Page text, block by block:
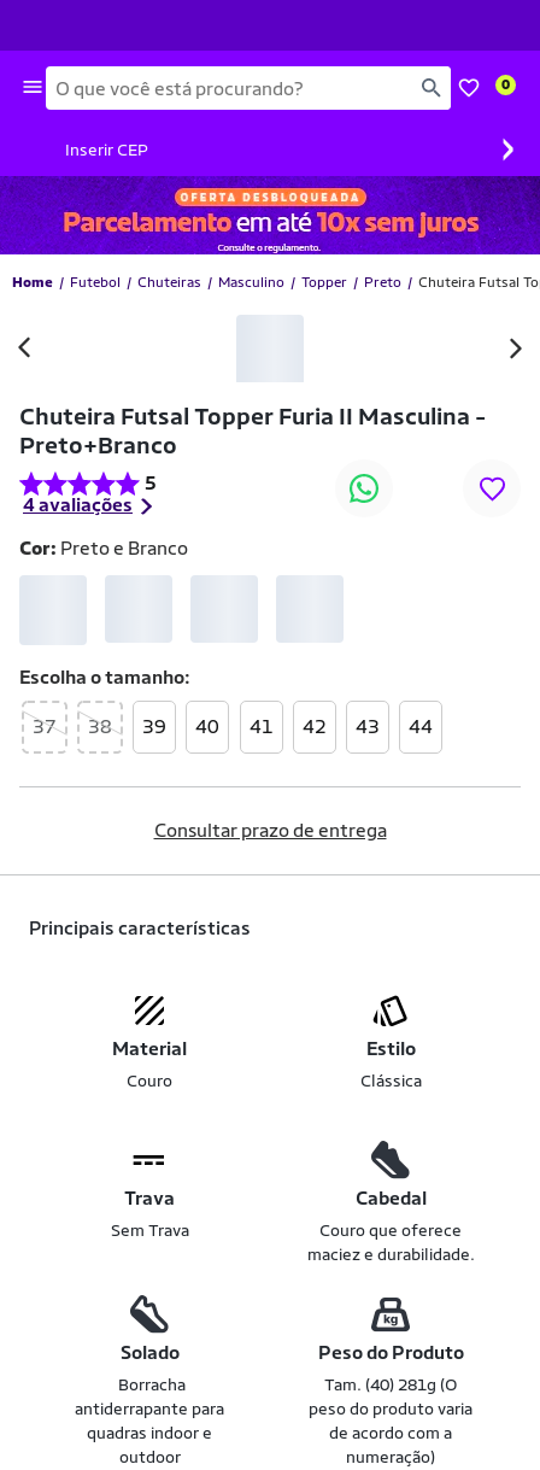
Busca 0
Inserir CEP ›
Home Futebol Chuteiras Masculino Topper Preto Chuteira Futsal
Chuteira Futsal Topper Furia II Masculina -
Preto+Branco
5
4 avaliações
-22% OFF
Cor: Preto e Branco
Escolha otamanho
37 38 39 40 41 42 43 44
Consultar prazo de entrega
Principais características
Material
Couro
Estilo
Clássica
Trava
Sem Trava
Cabedal
Couro que oferece
maciez e durabilidade.
Solado
Borracha
antiderrapante para
quadras indoor e
outdoor
Peso do Produto
Tam. (40) 281g (O
peso do produto varia
de acordo com a
numeração)